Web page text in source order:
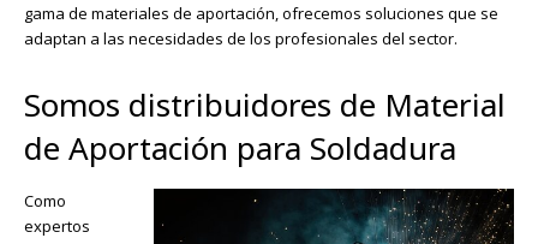
gama de materiales de aportación, ofrecemos soluciones que se
adaptan a las necesidades de los profesionales del sector.
Somos distribuidores de Material
de Aportación para Soldadura
Como
expertos